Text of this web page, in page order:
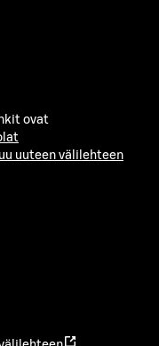
ovat
uuteen välilehteen